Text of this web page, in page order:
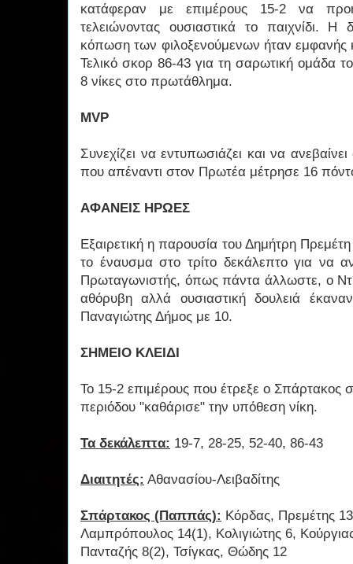
κατάφεραν με επιμέρους 15-2 να
τελειώνοντας ουσιαστικά το παιχνίδι.
κόπωση των φιλοξενούμενων ήταν εμφανής
Τελικό σκορ 86-43 για τη σαρωτική ομάδα
8 νίκες στο πρωτάθλημα.
MVP
Συνεχίζει να εντυπωσιάζει και να
που απέναντι στον Πρωτέα μέτρησε 16
ΑΦΑΝΕΙΣ ΗΡΩΕΣ
Εξαιρετική η παρουσία του Δημήτρη
το έναυσμα στο τρίτο δεκάλεπτο για να
Πρωταγωνιστής, όπως πάντα άλλωστε, ο
αθόρυβη αλλά ουσιαστική δουλειά
Παναγιώτης Δήμος με 10.
ΣΗΜΕΙΟ ΚΛΕΙΔΙ
Το 15-2 επιμέρους που έτρεξε ο Σπάρτακος
περιόδου "καθάρισε" την υπόθεση νίκη.
Τα δεκάλεπτα: 19-7, 28-25, 52-40, 86-43
Διαιτητές: Αθανασίου-Λειβαδίτης
Σπάρτακος (Παππάς): Κόρδας, Πρεμέτης
Λαμπρόπουλος 14(1), Κολιγιώτης 6,
Πανταζής 8(2), Τσίγκας, Θώδης 12